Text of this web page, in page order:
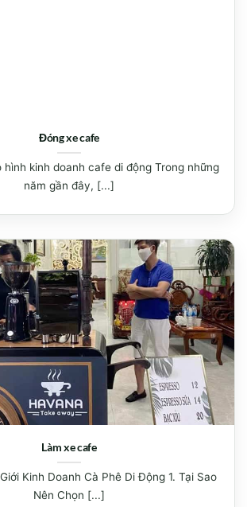
Đóng xe cafe
hình kinh doanh cafe di động Trong những
năm gần đây, [...]
Làm xe cafe
Kinh Doanh Cà Phê Di Động 1. Tại Sao
Nên Chọn [...]